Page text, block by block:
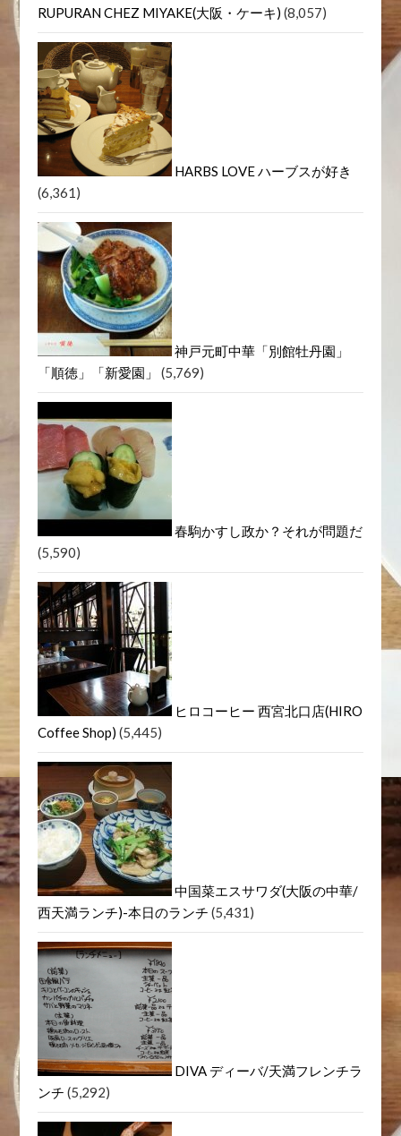
RUPURAN CHEZ MIYAKE(大阪・ケーキ) (8,057)
HARBS LOVE ハーブスが好き
(6,361)
神戸元町中華「別館牡丹園」
「順徳」「新愛園」
(5,769)
春駒かすし政か？それが問題だ
(5,590)
ヒロコーヒー 西宮北口店(HIRO
Coffee Shop) (5,445)
中国菜エスサワダ(大阪の中華/
西天満ランチ)-本日のランチ (5,431)
DIVA ディーバ/天満フレンチラ
ンチ (5,292)